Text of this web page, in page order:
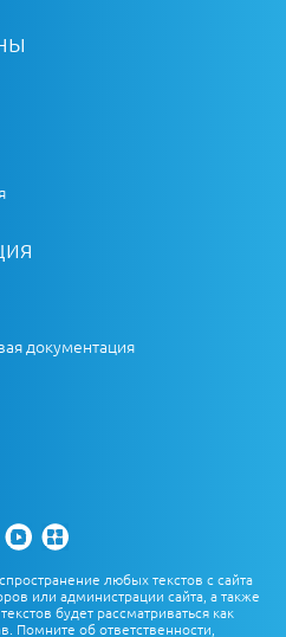
документация
любых текстов с сайта
или администрации сайта, а также
будет рассматриваться как
Помните об ответственности,